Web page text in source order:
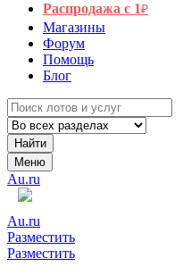
Распродажа с 1₽
Магазины
Форум
Помощь
Блог
Найти
Меню
Au.ru
Au.ru
Разместить
Разместить